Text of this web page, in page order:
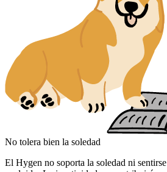
No tolera bien la soledad
El Hygen no soporta la soledad ni sentirse